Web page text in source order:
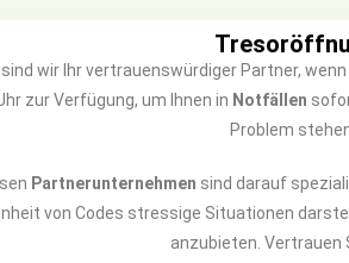
sind wir Ihr vertrauenswürdiger Partner,
zur Verfügung, um Ihnen in Notfällen
Problem
Partnerunternehmen sind darauf
von Codes stressige Situationen
anzubieten. Vertrauen